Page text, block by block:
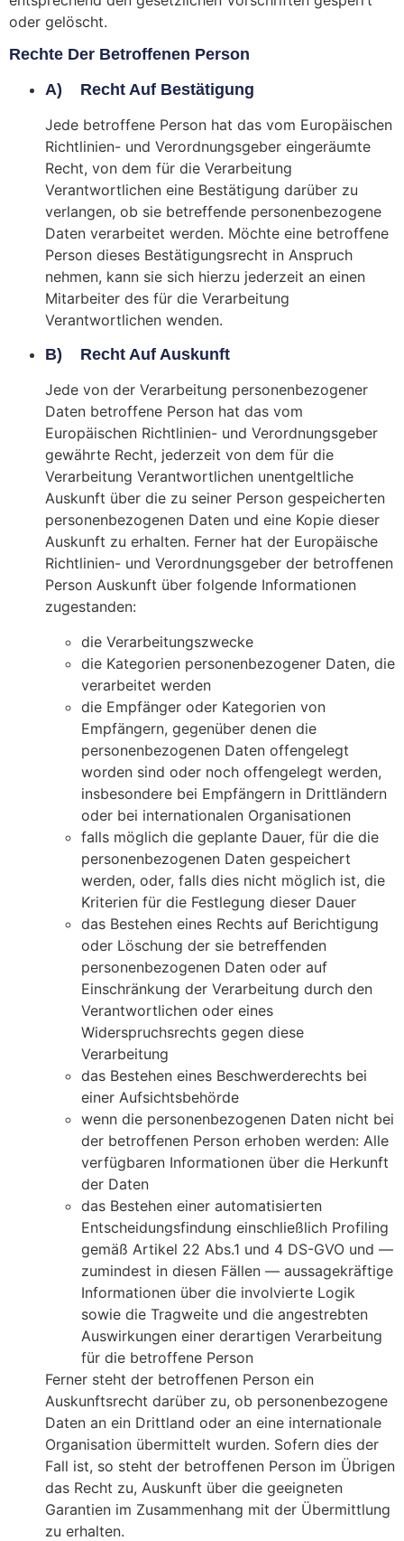
oder gelöscht.
Rechte Der Betroffenen Person
A) Recht Auf Bestätigung
Jede betroffene Person hat das vom Europäischen
Richtlinien- und Verordnungsgeber eingeräumte
Recht, von dem für die Verarbeitung
Verantwortlichen eine Bestätigung darüber zu
verlangen, ob sie betreffende personenbezogene
Daten verarbeitet werden. Möchte eine betroffene
Person dieses Bestätigungsrecht in Anspruch
nehmen, kann sie sich hierzu jederzeit an einen
Mitarbeiter des für die Verarbeitung
Verantwortlichen wenden.
B) Recht Auf Auskunft
Jede von der Verarbeitung personenbezogener
Daten betroffene Person hat das vom
Europäischen Richtlinien- und Verordnungsgeber
gewährte Recht, jederzeit von dem für die
Verarbeitung Verantwortlichen unentgeltliche
Auskunft über die zu seiner Person gespeicherten
personenbezogenen Daten und eine Kopie dieser
Auskunft zu erhalten. Ferner hat der Europäische
Richtlinien- und Verordnungsgeber der betroffenen
Person Auskunft über folgende Informationen
zugestanden:
die Verarbeitungszwecke
die Kategorien personenbezogener Daten, die
verarbeitet werden
die Empfänger oder Kategorien von
Empfängern, gegenüber denen die
personenbezogenen Daten offengelegt
worden sind oder noch offengelegt werden,
insbesondere bei Empfängern in Drittländern
oder bei internationalen Organisationen
falls möglich die geplante Dauer, für die die
personenbezogenen Daten gespeichert
werden, oder, falls dies nicht möglich ist, die
Kriterien für die Festlegung dieser Dauer
das Bestehen eines Rechts auf Berichtigung
oder Löschung der sie betreffenden
personenbezogenen Daten oder auf
Einschränkung der Verarbeitung durch den
Verantwortlichen oder eines
Widerspruchsrechts gegen diese
Verarbeitung
das Bestehen eines Beschwerderechts bei
einer Aufsichtsbehörde
wenn die personenbezogenen Daten nicht bei
der betroffenen Person erhoben werden: Alle
verfügbaren Informationen über die Herkunft
der Daten
das Bestehen einer automatisierten
Entscheidungsfindung einschließlich Profiling
gemäß Artikel 22 Abs.1 und 4 DS-GVO und —
zumindest in diesen Fällen — aussagekräftige
Informationen über die involvierte Logik
sowie die Tragweite und die angestrebten
Auswirkungen einer derartigen Verarbeitung
für die betroffene Person
Ferner steht der betroffenen Person ein
Auskunftsrecht darüber zu, ob personenbezogene
Daten an ein Drittland oder an eine internationale
Organisation übermittelt wurden. Sofern dies der
Fall ist, so steht der betroffenen Person im Übrigen
das Recht zu, Auskunft über die geeigneten
Garantien im Zusammenhang mit der Übermittlung
zu erhalten.